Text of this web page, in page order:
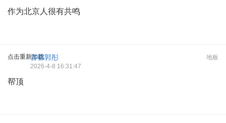
作为北京人很有共鸣
点击重新加载 地板
首都郭彤
2026-4-8 16:31:47
帮顶